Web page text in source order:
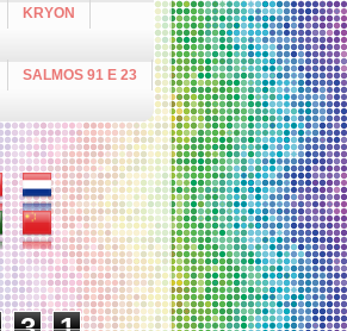
KRYON
SALMOS 91 E 23